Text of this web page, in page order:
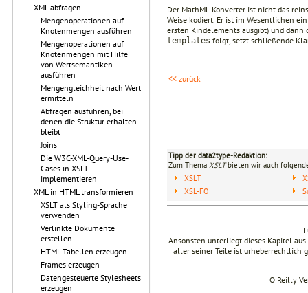
XML abfragen
Mengenoperationen auf
Knotenmengen ausführen
Mengenoperationen auf
Knotenmengen mit Hilfe
von Wertsemantiken
ausführen
Mengengleichheit nach Wert
ermitteln
Abfragen ausführen, bei
denen die Struktur erhalten
bleibt
Joins
Die W3C-XML-Query-Use-
Cases in XSLT
implementieren
XML in HTML transformieren
XSLT als Styling-Sprache
verwenden
Verlinkte Dokumente
erstellen
HTML-Tabellen erzeugen
Frames erzeugen
Datengesteuerte Stylesheets
erzeugen
Der MathML-Konverter ist nicht das
Weise kodiert. Er ist im Wesentlichen
ersten Kindelements ausgibt) und
templates folgt, setzt schließende
<< zurück
Tipp der data2type-Redaktion:
Zum Thema XSLTbieten wir auch
XSLT
XSL-FO
Ansonsten unterliegt dieses Kapitel aus
aller seiner Teile ist urheberrechtlich
O'Reilly